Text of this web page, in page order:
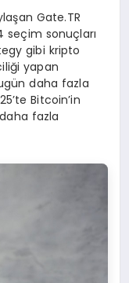
Gate.TR
seçim sonuçları
gibi kripto
yapan
daha fazla
Bitcoin’in
daha fazla